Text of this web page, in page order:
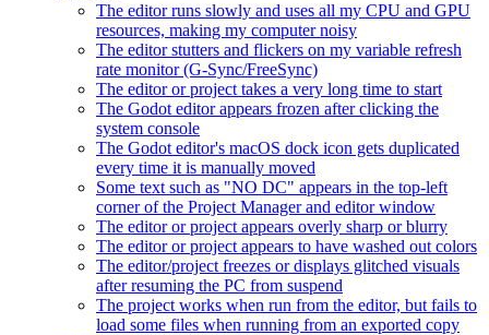
The editor runs slowly and uses all my CPU and GPU
resources, making my computer noisy
The editor stutters and flickers on my variable refresh
rate monitor (G-Sync/FreeSync)
The editor or project takes a very long time to start
The Godot editor appears frozen after clicking the
system console
The Godot editor's macOS dock icon gets duplicated
every time it is manually moved
Some text such as "NO DC" appears in the top-left
corner of the Project Manager and editor window
The editor or project appears overly sharp or blurry
The editor or project appears to have washed out colors
The editor/project freezes or displays glitched visuals
after resuming the PC from suspend
The project works when run from the editor, but fails to
load some files when running from an exported copy